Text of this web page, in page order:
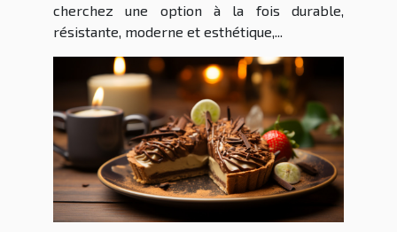
cherchez une option à la fois durable,
résistante, moderne et esthétique,...